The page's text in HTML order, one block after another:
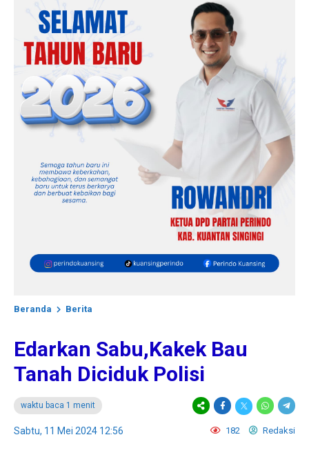
Beranda Berita
Edarkan Sabu,Kakek Bau
Tanah Diciduk Polisi
waktu baca 1 menit
Sabtu, 11 Mei 2024 12:56 182 Redaksi